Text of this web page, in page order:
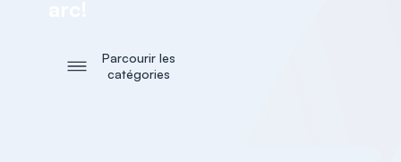
Parcourir les
catégories